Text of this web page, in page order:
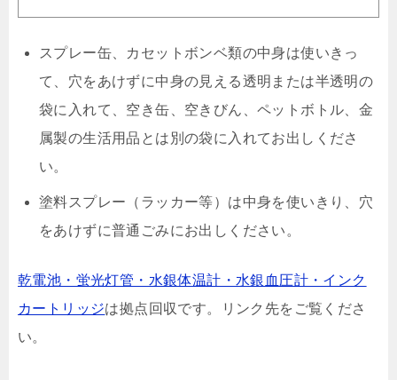
スプレー缶、カセットボンベ類の中身は使いきっ
て、穴をあけずに中身の見える透明または半透明の
袋に入れて、空き缶、空きびん、ペットボトル、金
属製の生活用品とは別の袋に入れてお出しくださ
い。
塗料スプレー（ラッカー等）は中身を使いきり、穴
をあけずに普通ごみにお出しください。
乾電池・蛍光灯管・水銀体温計・水銀血圧計・インク
カートリッジは拠点回収です。リンク先をご覧くださ
い。